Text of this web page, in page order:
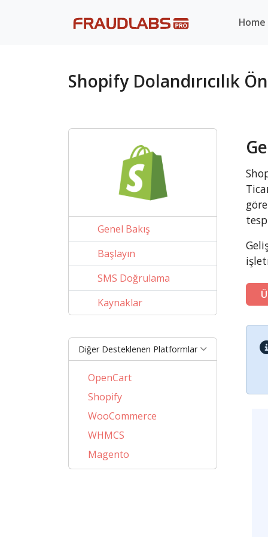
Home
Shopify Dolandırıcılık
Genel Bakış
Başlayın
SMS Doğrulama
Kaynaklar
Diğer Desteklenen Platformlar
OpenCart
Shopify
WooCommerce
WHMCS
Magento
PrestaShop